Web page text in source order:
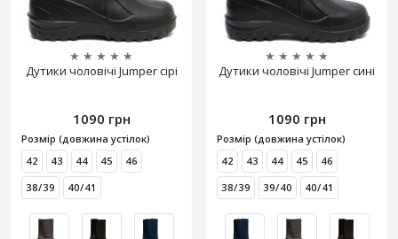
★ ★ ★ ★ ★
Дутики чоловічі Jumper сірі
1090 грн
Розмір (довжина устілок)
42
43 44 45
46
38/39
40/41
★ ★ ★ ★ ★
Дутики чоловічі Jumper сині
1090 грн
Розмір (довжина устілок)
42
43 44 45
46
38/39
39/40 40/41